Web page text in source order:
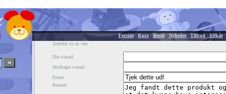
Forside| Kurv| Bestil| Nyheder| Tilbud |Vilkår|
Anbefal til en ven
Din e-mail
Modtager e-mail
Emne
Besked